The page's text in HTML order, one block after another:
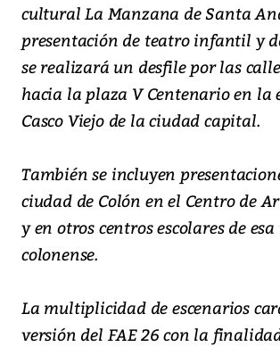
cultural La Manzana de Santa
presentación de teatro infantil y
se realizará un desfile por las
hacia la plaza V Centenario en la
Casco Viejo de la ciudad capital.
También se incluyen
ciudad de Colón en el Centro de
y en otros centros escolares de
colonense.
La multiplicidad de escenarios
versión del FAE 26 con la